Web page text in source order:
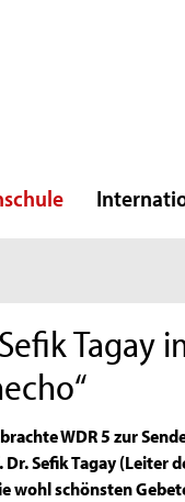
Tagay
WDR 5 zur
Sefik Tagay
wohl schönsten